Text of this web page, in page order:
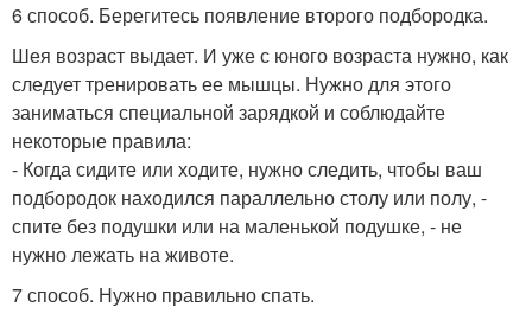
6 способ. Берегитесь появление второго подбородка.
Шея возраст выдает. И уже с юного возраста нужно, как
следует тренировать ее мышцы. Нужно для этого
заниматься специальной зарядкой и соблюдайте
некоторые правила:
- Когда сидите или ходите, нужно следить, чтобы ваш
подбородок находился параллельно столу или полу, -
спите без подушки или на маленькой подушке, - не
нужно лежать на животе.
7 способ. Нужно правильно спать.